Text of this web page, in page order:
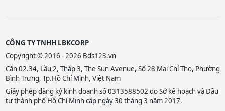
CÔNG TY TNHH LBKCORP
Copyright © 2016 - 2026 Bds123.vn
Căn 02.34, Lầu 2, Tháp 3, The Sun Avenue, Số 28 Mai Chí Thọ, Phường
Bình Trưng, Tp.Hồ Chí Minh, Việt Nam
Giấy phép đăng ký kinh doanh số 0313588502 do Sở kế hoạch và Đầu
tư thành phố Hồ Chí Minh cấp ngày 30 tháng 3 năm 2017.